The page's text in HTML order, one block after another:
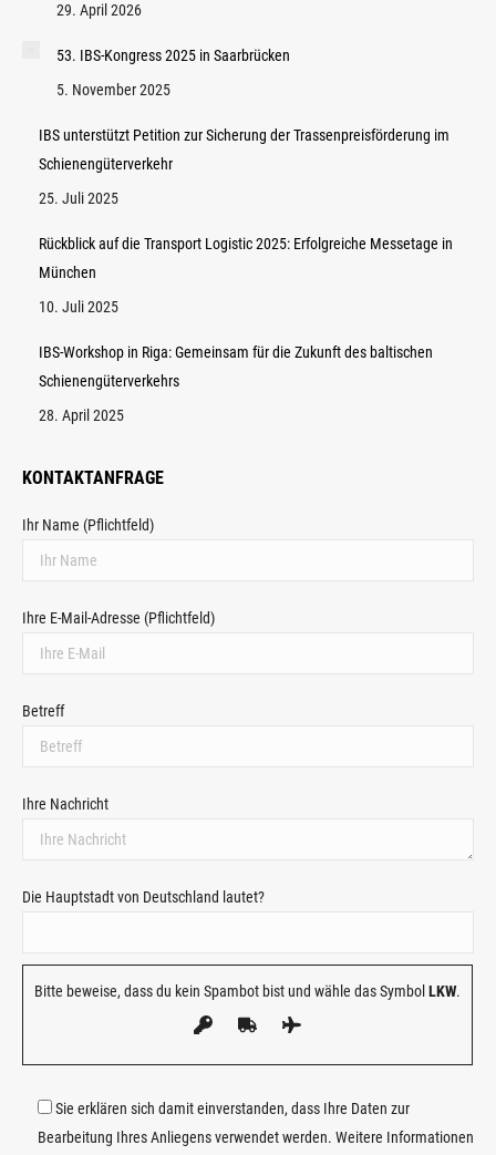
29. April 2026
53. IBS-Kongress 2025 in Saarbrücken
5. November 2025
IBS unterstützt Petition zur Sicherung der Trassenpreisförderung im
Schienengüterverkehr
25. Juli 2025
Rückblick auf die Transport Logistic 2025: Erfolgreiche Messetage in
München
10. Juli 2025
IBS-Workshop in Riga: Gemeinsam für die Zukunft des baltischen
Schienengüterverkehrs
28. April 2025
KONTAKTANFRAGE
Ihr Name (Pflichtfeld)
Ihre E-Mail-Adresse (Pflichtfeld)
Betreff
Ihre Nachricht
Die Hauptstadt von Deutschland lautet?
Bitte beweise, dass du kein Spambot bist und wähle das Symbol LKW.
Sie erklären sich damit einverstanden, dass Ihre Daten zur
Bearbeitung Ihres Anliegens verwendet werden. Weitere Informationen